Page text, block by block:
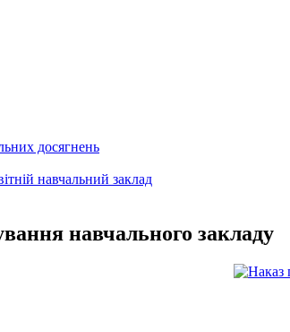
досягнень
навчальний заклад
навчального закладу